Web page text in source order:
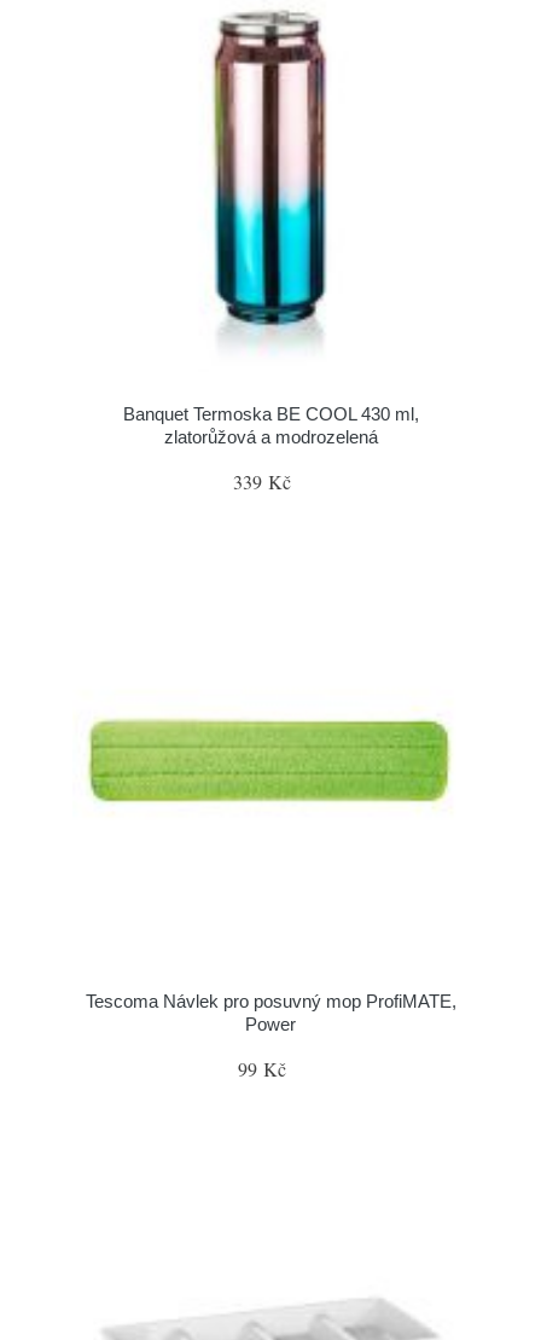
Banquet Termoska BE COOL 430 ml,
zlatorůžová a modrozelená
339 Kč
Tescoma Návlek pro posuvný mop ProfiMATE,
Power
99 Kč